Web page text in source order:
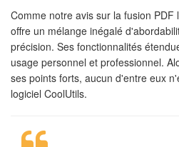
Comme notre avis sur la fusion
offre un mélange inégalé
précision. Ses fonctionnalités
usage personnel et professionnel.
ses points forts, aucun d'entre eux
logiciel CoolUtils.